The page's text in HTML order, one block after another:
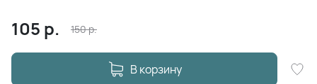
105 р. 150р.
В корзину